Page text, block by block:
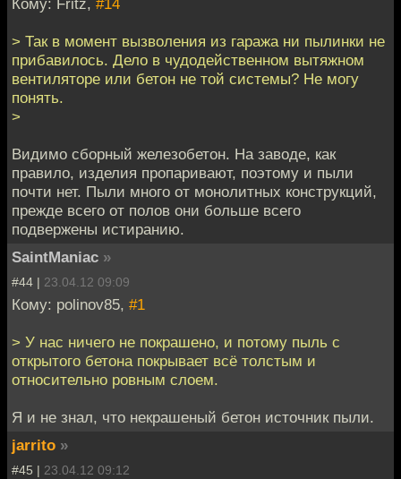
Кому: Fritz, #14
> Так в момент вызволения из гаража ни пылинки не
прибавилось. Дело в чудодейственном вытяжном
вентиляторе или бетон не той системы? Не могу
понять.
>
Видимо сборный железобетон. На заводе, как
правило, изделия пропаривают, поэтому и пыли
почти нет. Пыли много от монолитных конструкций,
прежде всего от полов они больше всего
подвержены истиранию.
SaintManiac »
#44 | 23.04.12 09:09
Кому: polinov85, #1
> У нас ничего не покрашено, и потому пыль с
открытого бетона покрывает всё толстым и
относительно ровным слоем.
Я и не знал, что некрашеный бетон источник пыли.
jarrito »
#45 | 23.04.12 09:12